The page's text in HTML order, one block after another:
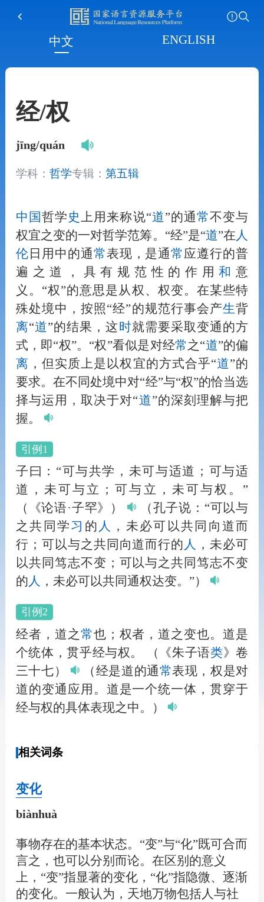
中文 ENGLISH
经/权
jīng/quán
学科： 哲学专辑： 第五辑
中国 哲学 史 上用来称说“道”的通常不变与
权宜之变的一对哲学范筹。“经”是“道”在 人
伦 日用中的通常表现，是通常 应遵行的普
遍之道，具有规范性的作用和意
义。“权”的意思是从权、权变。在某些特
殊处境中，按照“经”的规范行事会产生背
离“道”的结果，这 时就需要采取变通的方
式，即“权”。“权”看似是对经常 之“道”的偏
离 ，但实质上是以权宜的方式合乎“道”的
要求。在不同处境中对“经”与“权”的恰当选
择与运用，取决于对“道”的深刻理解与把
握。
引例1
子曰：“可与共学，未可与适道；可与适
道，未可与立；可与立，未可与权。”
（《论语·子罕》）
（孔子说：“可以与
之共同学习 的 人
，未必可以共同向道而
行；可以与之共同向道而行的 人
，未必可
以共同笃志不变；可以与之共同笃志不变
的 人 ，未必可以共同通权达变。”）
引例2
经者，道之常也；权者，道之变也。道是
个统体，贯乎经与权。
（《朱子语类》卷
三十七）
（经是道的通常表现，权是对
道的变通应用。道是一个统一体，贯穿于
经与权的具体表现之中。）
相关词条
变化
biànhuà
事物存在的基本状态。“变”与“化”既可合而
言之，也可以分别而论。在区别的意义
上，“变”指显著的变化，“化”指隐微、逐渐
的变化。一般认为，天地万物包括人与社